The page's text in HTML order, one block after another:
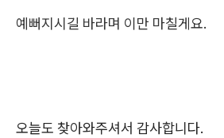
예뻐지시길 바라며 이만 마칠게요.
오늘도 찾아와주셔서 감사합니다.